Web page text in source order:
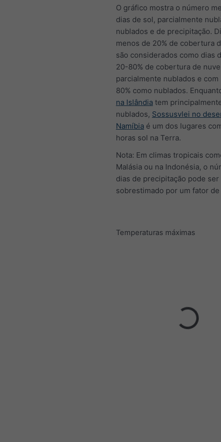
O gráfico mostra o número
dias de sol, parcialmente
nublados e de precipitação.
menos de 20% de cobertura
são considerados como dias
20-80% de cobertura de
parcialmente nublados e com
80% como nublados.
na Islândia tem
nublados, Sossusvlei no
Namíbia é um dos lugares
horas sol na Terra.
Nota: Em climas tropicais
Malásia ou na Indonésia, o
dias de precipitação pode ser
sobrestimado por um fator de
Temperaturas máximas